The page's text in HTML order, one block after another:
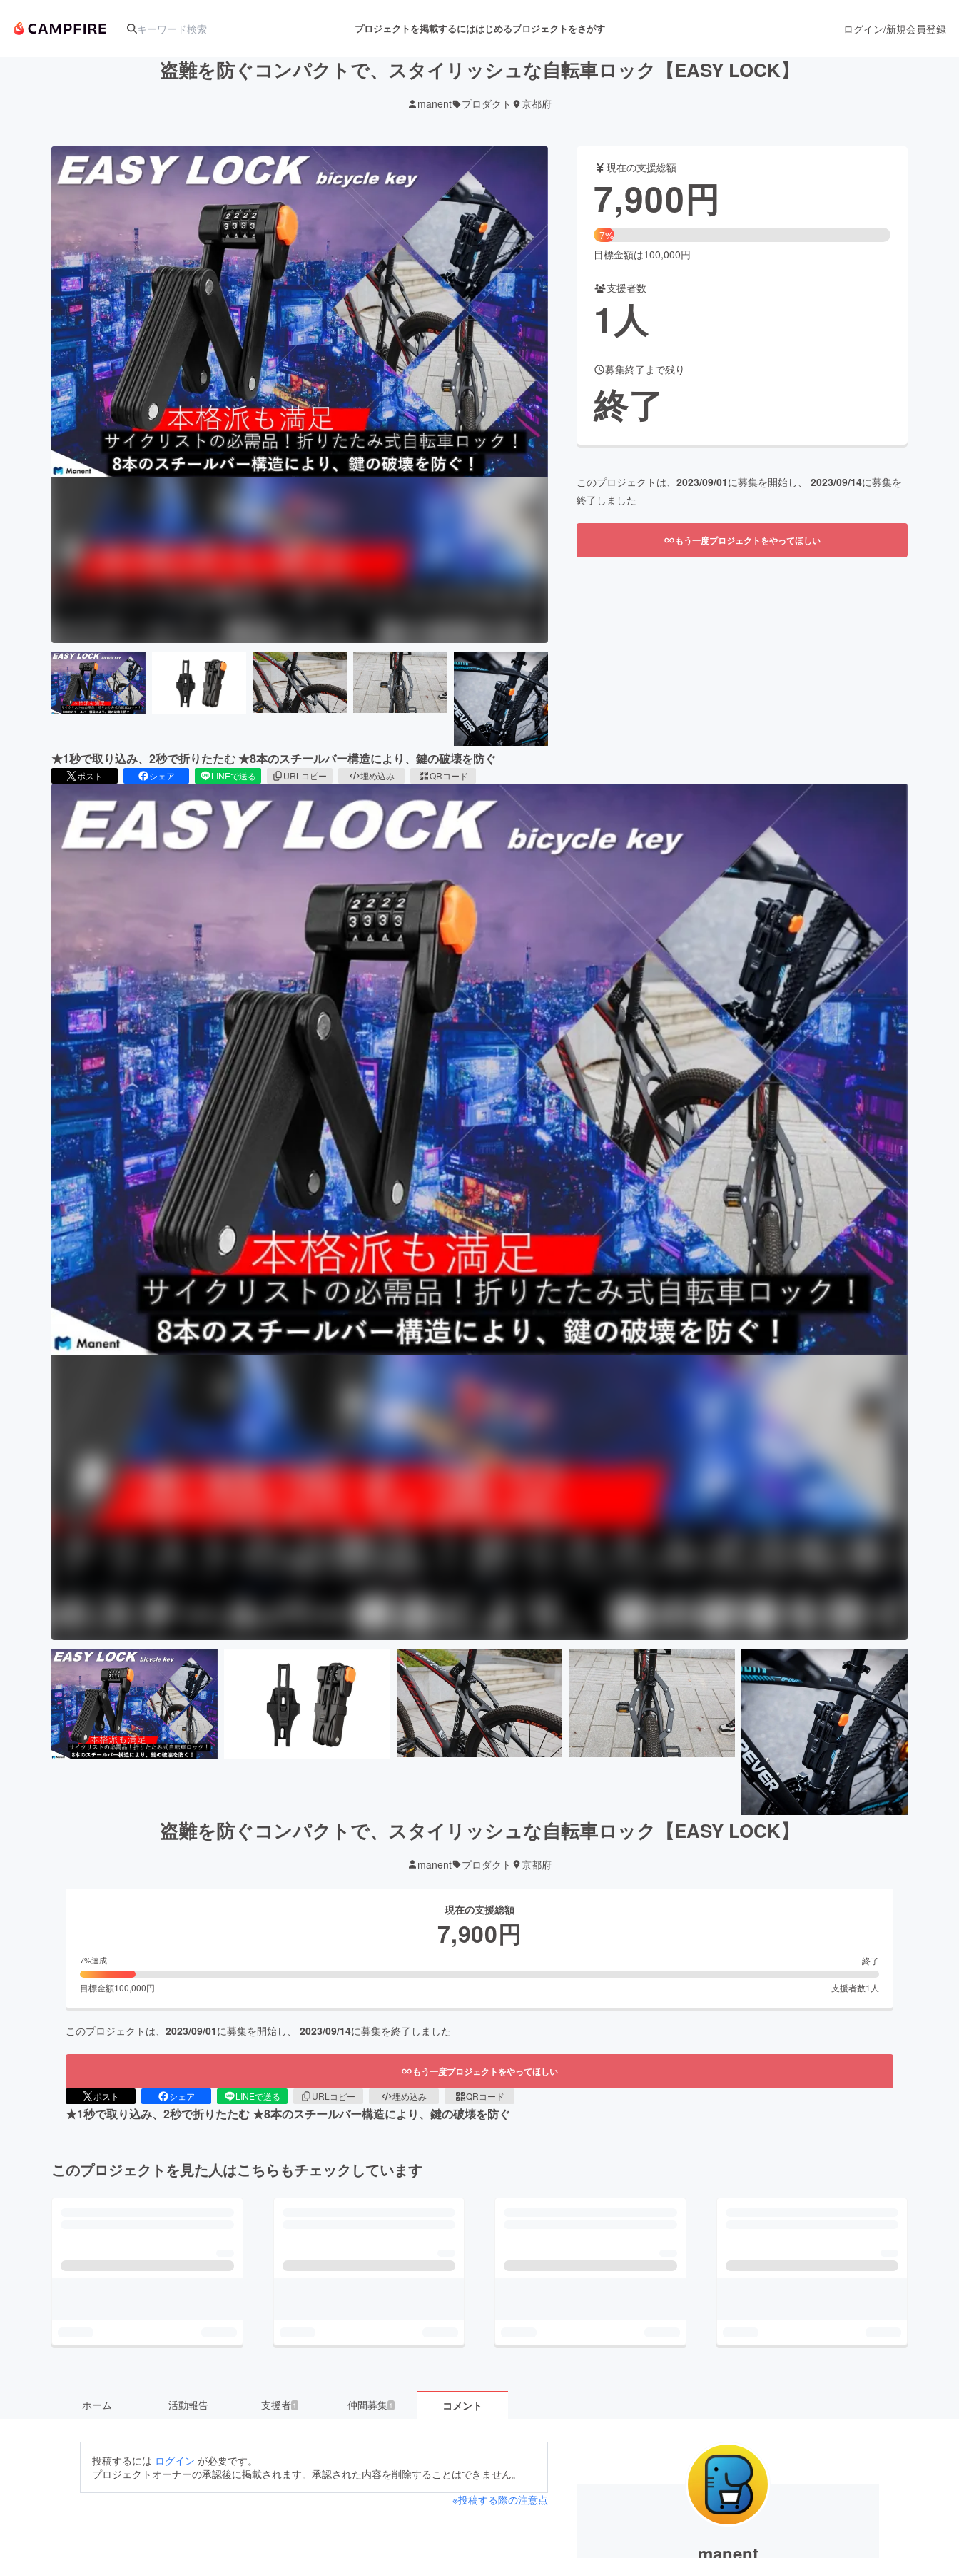
プロジェクトを掲載するにははじめるプロジェクトをさがす
アート・写真 音楽 舞台・パフォーマンス
テクノロジー・ガジェット ゲーム・サービス開発
映像・映画 書籍・雑誌出版 アニメ・漫画
ビジネス・起業 チャレンジ ビューティー・ヘルスケア
まちづくり・地域活性化
CAMPFIRE for Social GoodCAMPFIRE Creation
CAMPFIREふるさと納税machi-yaコミュニティ
ログイン/新規会員登録
盗難を防ぐコンパクトで、スタイリッシュな自転車ロック【EASY LOCK】
manent プロダクト 京都府
★1秒で取り込み、2秒で折りたたむ ★8本のスチールバー構造により、鍵の破壊を防ぐ
ポスト シェア LINEで送る URLコピー 埋め込み QRコード
現在の支援総額
7,900円
7%
目標金額は100,000円
支援者数
1人
募集終了まで残り
終了
このプロジェクトは、 2023/09/01に募集を開始し、 2023/09/14に募集を
終了しました
もう一度プロジェクトをやってほしい
盗難を防ぐコンパクトで、スタイリッシュな自転車ロック【EASY LOCK】
manent プロダクト 京都府
現在の支援総額
7,900円
7%達成 終了
目標金額100,000円 支援者数1 人
このプロジェクトは、 2023/09/01に募集を開始し、 2023/09/14に募集を終了しました
もう一度プロジェクトをやってほしい
ポスト シェア LINEで送る URLコピー 埋め込み QRコード
★1秒で取り込み、2秒で折りたたむ ★8本のスチールバー構造により、鍵の破壊を防ぐ
このプロジェクトを見た人はこちらもチェックしています
ホーム 活動報告 支援者 1 仲間募集 1 コメント
投稿するには ログイン が必要です。
プロジェクトオーナーの承認後に掲載されます。承認された内容を削除することはできません。
※投稿する際の注意点